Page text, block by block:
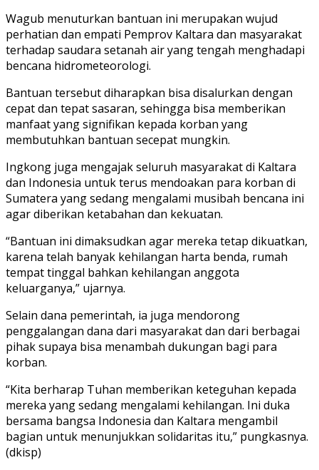
Wagub menuturkan bantuan ini merupakan wujud
perhatian dan empati Pemprov Kaltara dan masyarakat
terhadap saudara setanah air yang tengah menghadapi
bencana hidrometeorologi.
Bantuan tersebut diharapkan bisa disalurkan dengan
cepat dan tepat sasaran, sehingga bisa memberikan
manfaat yang signifikan kepada korban yang
membutuhkan bantuan secepat mungkin.
Ingkong juga mengajak seluruh masyarakat di Kaltara
dan Indonesia untuk terus mendoakan para korban di
Sumatera yang sedang mengalami musibah bencana ini
agar diberikan ketabahan dan kekuatan.
“Bantuan ini dimaksudkan agar mereka tetap dikuatkan,
karena telah banyak kehilangan harta benda, rumah
tempat tinggal bahkan kehilangan anggota
keluarganya,” ujarnya.
Selain dana pemerintah, ia juga mendorong
penggalangan dana dari masyarakat dan dari berbagai
pihak supaya bisa menambah dukungan bagi para
korban.
“Kita berharap Tuhan memberikan keteguhan kepada
mereka yang sedang mengalami kehilangan. Ini duka
bersama bangsa Indonesia dan Kaltara mengambil
bagian untuk menunjukkan solidaritas itu,” pungkasnya.
(dkisp)